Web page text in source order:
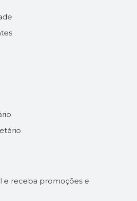
e receba promoções e